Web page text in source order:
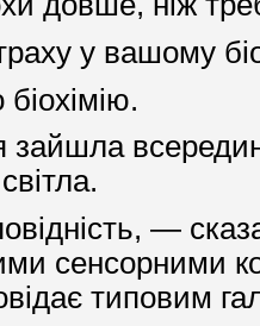
у вашому
зайшла
—
сенсорними
типовим